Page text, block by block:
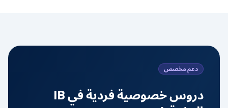
دعم مخصص
دروس خصوصية فردية في IB